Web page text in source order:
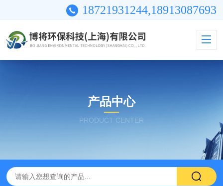
18721931244,18913087693
产品中心
PRODUCT CENTER